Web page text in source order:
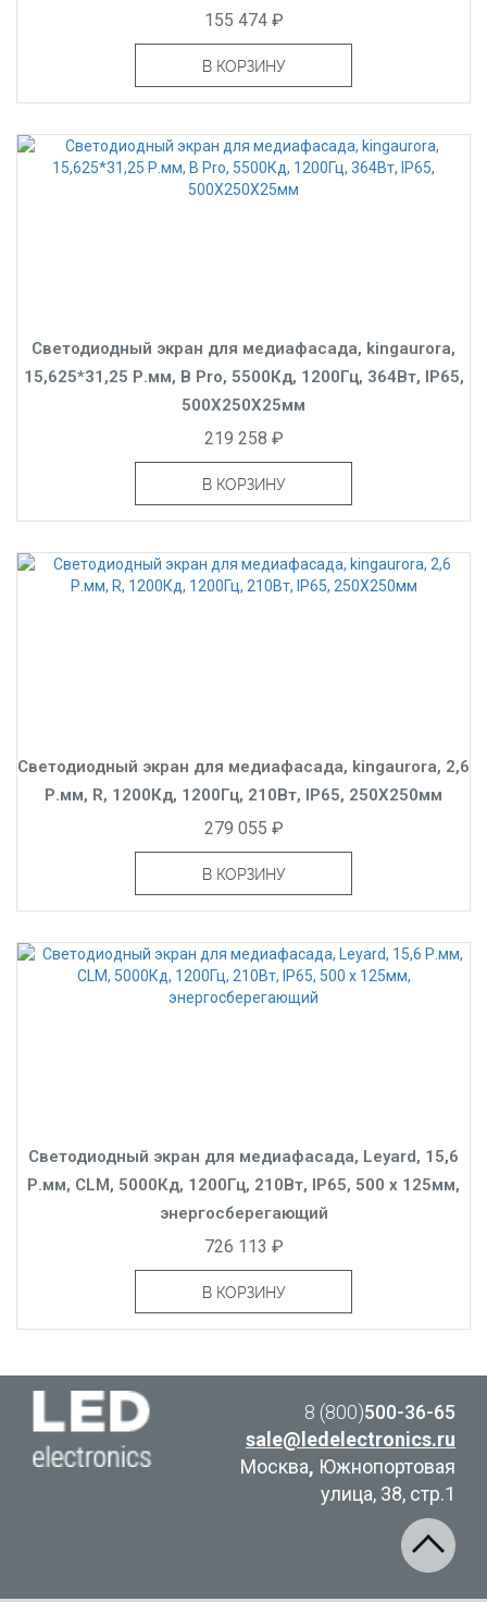
155 474 ₽
В КОРЗИНУ
Светодиодный экран для медиафасада, kingaurora,
15,625*31,25 Р.мм, B Pro, 5500Кд, 1200Гц, 364Вт, IP65,
500X250X25мм
219 258 ₽
В КОРЗИНУ
Светодиодный экран для медиафасада, kingaurora, 2,6
Р.мм, R, 1200Кд, 1200Гц, 210Вт, IP65, 250X250мм
279 055 ₽
В КОРЗИНУ
Светодиодный экран для медиафасада, Leyard, 15,6
Р.мм, CLM, 5000Кд, 1200Гц, 210Вт, IP65, 500 x 125мм,
энергосберегающий
726 113 ₽
В КОРЗИНУ
8 (800)500-36-65
sale@ledelectronics.ru
Москва, Южнопортовая
улица, 38, стр.1